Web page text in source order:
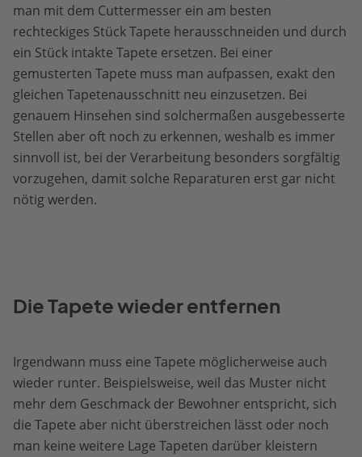
man mit dem Cuttermesser ein am besten
rechteckiges Stück Tapete herausschneiden und durch
ein Stück intakte Tapete ersetzen. Bei einer
gemusterten Tapete muss man aufpassen, exakt den
gleichen Tapetenausschnitt neu einzusetzen. Bei
genauem Hinsehen sind solchermaßen ausgebesserte
Stellen aber oft noch zu erkennen, weshalb es immer
sinnvoll ist, bei der Verarbeitung besonders sorgfältig
vorzugehen, damit solche Reparaturen erst gar nicht
nötig werden.
Die Tapete wieder entfernen
Irgendwann muss eine Tapete möglicherweise auch
wieder runter. Beispielsweise, weil das Muster nicht
mehr dem Geschmack der Bewohner entspricht, sich
die Tapete aber nicht überstreichen lässt oder noch
man keine weitere Lage Tapeten darüber kleistern